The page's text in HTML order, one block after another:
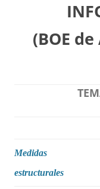
(BOE de
Medidas
estructurales